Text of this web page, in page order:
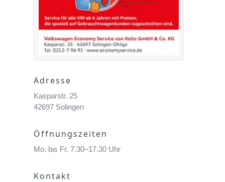
Adresse
Kasparstr. 25
42697 Solingen
Öffnungszeiten
Mo. bis Fr. 7.30–17.30 Uhr
Kontakt